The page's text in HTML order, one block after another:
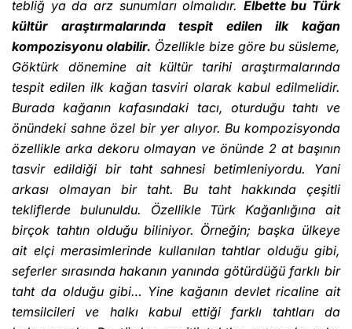
tebliğ ya da arz sunumları olmalıdır. Elbette bu Türk
kültür araştırmalarında tespit edilen ilk kağan
kompozisyonu olabilir. Özellikle bize göre bu süsleme,
Göktürk dönemine ait kültür tarihi araştırmalarında
tespit edilen ilk kağan tasviri olarak kabul edilmelidir.
Burada kağanın kafasındaki tacı, oturduğu tahtı ve
önündeki sahne özel bir yer alıyor. Bu kompozisyonda
özellikle arka dekoru olmayan ve önünde 2 at başının
tasvir edildiği bir taht sahnesi betimleniyordu. Yani
arkası olmayan bir taht. Bu taht hakkında çeşitli
tekliflerde bulunuldu. Özellikle Türk Kağanlığına ait
birçok tahtın olduğu biliniyor. Örneğin; başka ülkeye
ait elçi merasimlerinde kullanılan tahtlar olduğu gibi,
seferler sırasında hakanın yanında götürdüğü farklı bir
taht da olduğu gibi… Yine kağanın devlet ricaline ait
temsilcileri ve halkı kabul ettiği farklı tahtları da